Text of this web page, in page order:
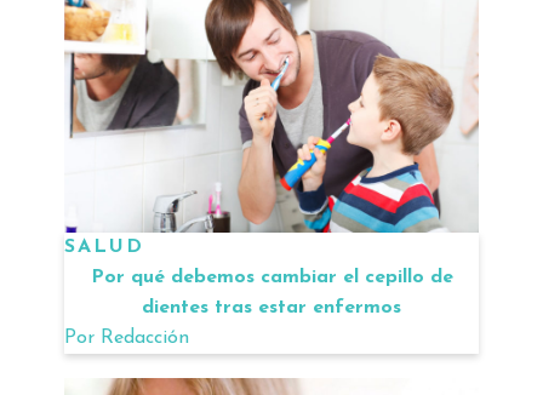
SALUD
Por qué debemos cambiar el cepillo de
dientes tras estar enfermos
Por Redacción